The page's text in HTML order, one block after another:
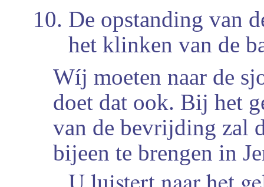
De opstanding van
het klinken van de
Wíj moeten naar de
doet dat ook. Bij het
van de bevrijding zal
bijeen te brengen in